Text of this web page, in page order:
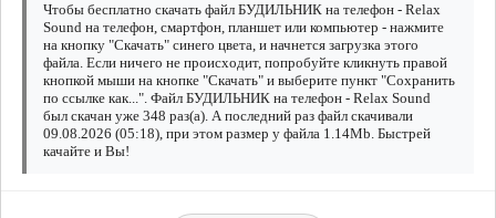
Чтобы бесплатно скачать файл БУДИЛЬНИК на телефон - Relax
Sound на телефон, смартфон, планшет или компьютер - нажмите
на кнопку "Скачать" синего цвета, и начнется загрузка этого
файла. Если ничего не происходит, попробуйте кликнуть правой
кнопкой мыши на кнопке "Скачать" и выберите пункт "Сохранить
по ссылке как...". Файл БУДИЛЬНИК на телефон - Relax Sound
был скачан уже 348 раз(а). А последний раз файл скачивали
09.08.2026 (05:18), при этом размер у файла 1.14Mb. Быстрей
качайте и Вы!